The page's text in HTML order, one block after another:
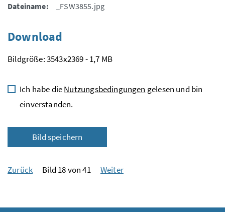
Dateiname:
_FSW3855.jpg
Download
Bildgröße: 3543x2369 - 1,7 MB
Ich habe dieNutzungsbedingungen gelesen und bin
einverstanden.
Bild speichern
Zurück Bild 18 von 41 Weiter